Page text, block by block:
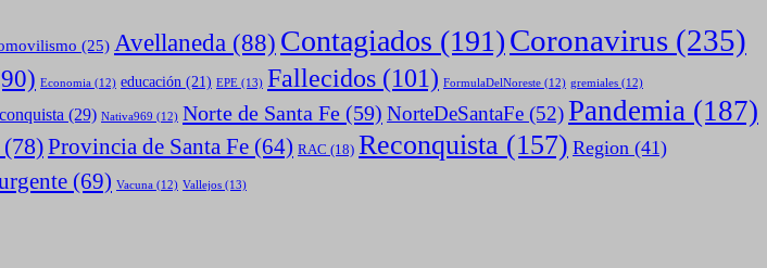
(25) Avellaneda (88) Contagiados (191)Coronavirus (235)
Economia (12) educación (21) EPE (13) Fallecidos (101) FormulaDelNoreste (12) gremiales (12)
(29) Nativa969 (12) Norte de Santa Fe (59) NorteDeSantaFe (52)Pandemia (187)
(78)Provincia de Santa Fe (64) RAC (18) Reconquista (157) Region (41)
(69) Vacuna (12) Vallejos (13)